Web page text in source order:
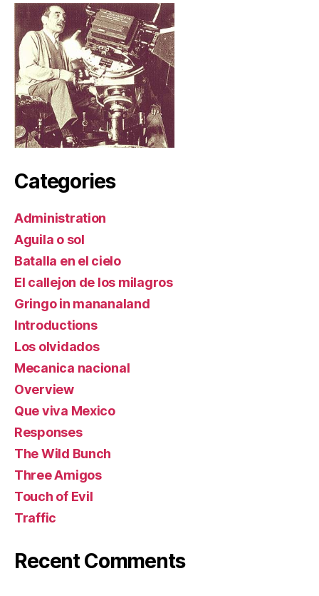
Categories
Administration
Aguila o sol
Batalla en el cielo
El callejon de los milagros
Gringo in mananaland
Introductions
Los olvidados
Mecanica nacional
Overview
Que viva Mexico
Responses
The Wild Bunch
Three Amigos
Touch of Evil
Traffic
Recent Comments